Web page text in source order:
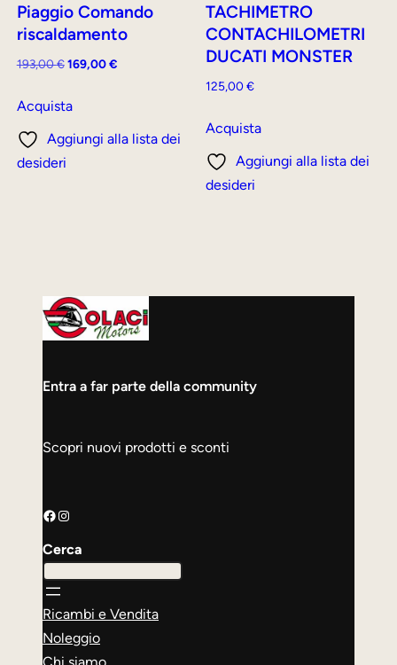
Piaggio Comando
riscaldamento
193,00€ Il
originale
193,00 €.
169,00€Il
169,00 €.
Acquista
Aggiungi alla lista dei
desideri
TACHIMETRO
CONTACHILOMETRI
DUCATI MONSTER
125,00€
Acquista
Aggiungi alla lista dei
desideri
Entra a far parte della community
Scopri nuovi prodotti e sconti
Facebook Instagram
Cerca
Ricambi e Vendita
Noleggio
Chi siamo